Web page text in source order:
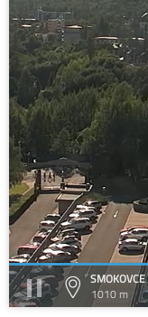
SMOKOVCE
1010 m